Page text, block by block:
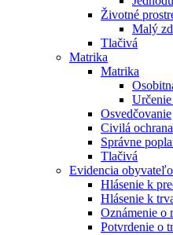
Životné
Malý
Tlačivá
Matrika
Matrika
Osvedčovanie
Civilá ochrana
Správne
Tlačivá
Evidencia
Hlásenie k
Hlásenie k
Oznámenie o
Potvrdenie o